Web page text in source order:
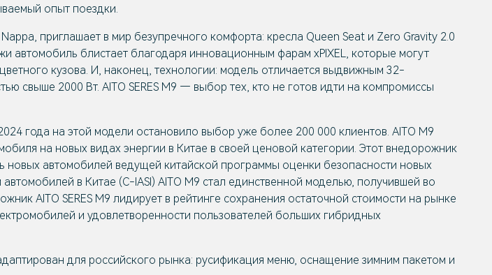
опыт поездки.
приглашает в мир безупречного комфорта: кресла Queen Seat и Zero Gravity 2.0
блистает благодаря инновационным фарам xPIXEL, которые могут
кузова. И, наконец, технологии: модель отличается выдвижным 32-
свыше 2000 Вт. AITO SERES M9 — выбор тех, кто не готов идти на компромиссы
года на этой модели остановило выбор уже более 200 000 клиентов. AITO М9
на новых видах энергии в Китае в своей ценовой категории. Этот внедорожник
автомобилей ведущей китайской программы оценки безопасности новых
в Китае (C-IASI) AITO M9 стал единственной моделью, получившей во
AITO SERES M9 лидирует в рейтинге сохранения остаточной стоимости на рынке
и удовлетворенности пользователей больших гибридных
для российского рынка: русификация меню, оснащение зимним пакетом и